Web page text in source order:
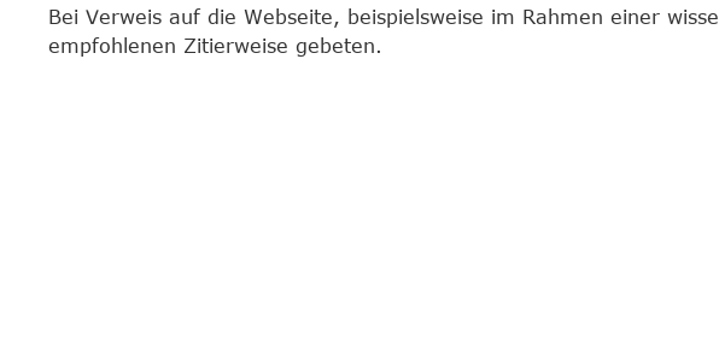
Bei Verweis auf die Webseite, beispielsweise im Rahmen einer
empfohlenen Zitierweise gebeten.